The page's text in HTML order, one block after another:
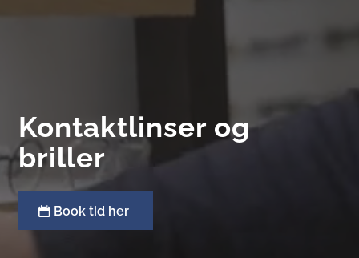
Kontaktlinser og
briller
Book tid her